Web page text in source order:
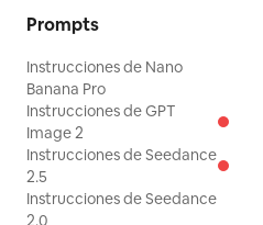
Prompts
Instrucciones de Nano
Banana Pro
Instrucciones de GPT
Image 2
Instrucciones de Seedance
2.5
Instrucciones de Seedance
2.0